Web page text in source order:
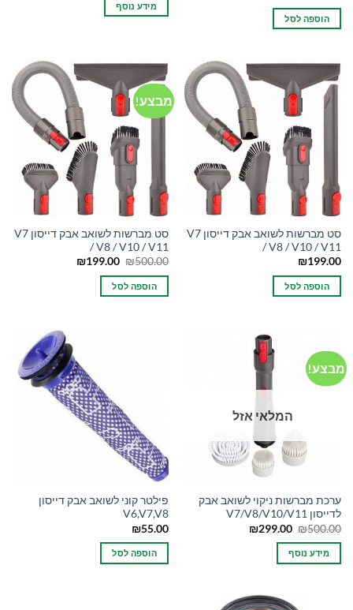
הוספה לסל
מידע נוסף
סט מברשות לשואב אבק דייסון V7
/ V8 / V10 / V11
₪199.00
הוספה לסל
מבצע!
סט מברשות לשואב אבק דייסון V7
/ V8 / V10 / V11
₪500.00
המחיר
היה:
₪500.00.
₪199.00
המחיר
הוספה לסל
מבצע!
המלאי אזל
ערכת מברשות ניקוי לשואב אבק
לדייסון V7/V8/V10/V11
₪500.00
המחיר
היה:
₪500.00.
₪299.00
המחיר
מידע נוסף
פילטר קוני לשואב אבק דייסון
V6,V7,V8
₪55.00
הוספה לסל